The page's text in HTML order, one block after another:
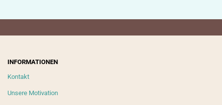
INFORMATIONEN
Kontakt
Unsere Motivation